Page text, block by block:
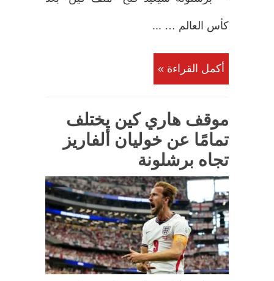
كأس العالم … ...
أكمل القراءة »
موقف هاري كين يختلف
تمامًا عن خوليان ألفاريز
تجاه برشلونة